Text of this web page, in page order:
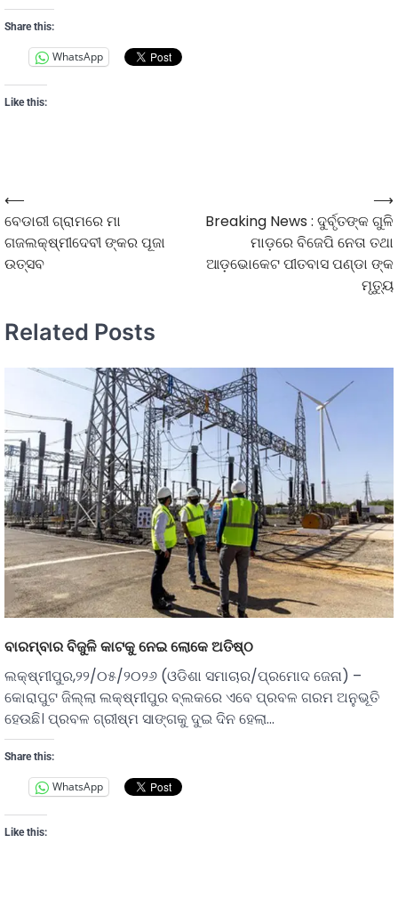
Share this:
WhatsApp
Like this:
⟵
ବେଡାରୀ ଗ୍ରାମରେ ମା
ଗଜଲକ୍ଷ୍ମୀଦେବୀ ଙ୍କର ପୂଜା
ଉତ୍ସବ
Breaking News : ଦୁର୍ବୃତଙ୍କ ଗୁଳି
ମାଡ଼ରେ ବିଜେପି ନେତା ତଥା
ଆଡ଼ଭୋକେଟ ପୀତବାସ ପଣ୍ଡା ଙ୍କ
ମୃତ୍ୟୁ
⟶
Related Posts
ବାରମ୍ବାର ବିଜୁଳି କାଟକୁ ନେଇ ଲୋକେ ଅତିଷ୍ଠ
ଲକ୍ଷ୍ମୀପୁର,୨୨/୦୫/୨୦୨୬ (ଓଡିଶା ସମାଚାର/ପ୍ରମୋଦ ଜେନା) –
କୋରାପୁଟ ଜିଲ୍ଲା ଲକ୍ଷ୍ମୀପୁର ବ୍ଲକରେ ଏବେ ପ୍ରବଳ ଗରମ ଅନୁଭୂତି
ହେଉଛି। ପ୍ରବଳ ଗ୍ରୀଷ୍ମ ସାଙ୍ଗକୁ ଦୁଇ ଦିନ ହେଲା…
Share this:
WhatsApp
Like this: